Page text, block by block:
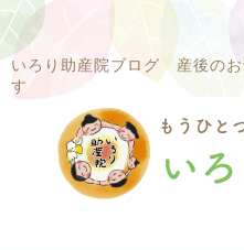
いろり助産院ブログ 産後の
す